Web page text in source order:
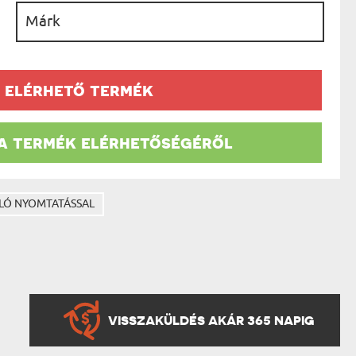
elérhető termék
termék elérhetőségéről
NYOMTATÁSSAL
VISSZAKÜLDÉS AKÁR 365 NAPIG